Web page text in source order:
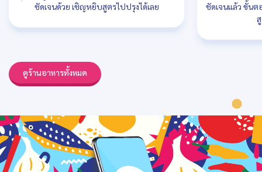
ชัดเจนด้วย เชิญหยิบสูตรไปปรุงได้เลย
ชัดเจนแล้ว ขั้น
ดูร้านอาหารทั้งหมด